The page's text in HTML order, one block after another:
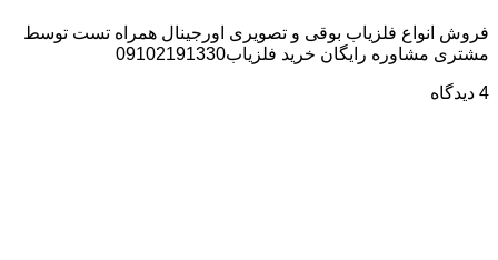
فروش انواع فلزیاب بوقی و تصویری اورجینال همراه تست توسط
مشتری مشاوره رایگان خرید فلزیاب09102191330
4 دیدگاه